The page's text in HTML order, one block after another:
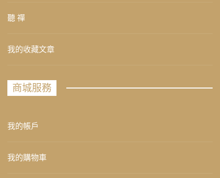
聽 禪
我的收藏文章
商城服務
我的帳戶
我的購物車